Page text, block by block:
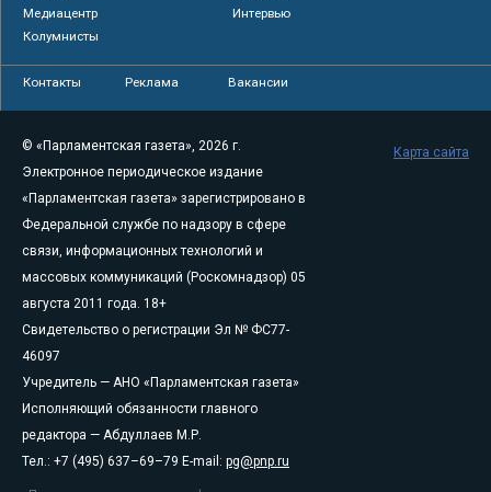
Медиацентр
Интервью
Колумнисты
Контакты Реклама Вакансии
© «Парламентская газета», 2026 г.
Электронное периодическое издание
«Парламентская газета» зарегистрировано в
Федеральной службе по надзору в сфере
связи, информационных технологий и
массовых коммуникаций (Роскомнадзор) 05
августа 2011 года. 18+
Свидетельство о регистрации Эл № ФС77-
46097
Учредитель — АНО «Парламентская газета»
Исполняющий обязанности главного
редактора — Абдуллаев М.Р.
Тел.: +7 (495) 637–69–79 E-mail: pg@pnp.ru
Карта сайта